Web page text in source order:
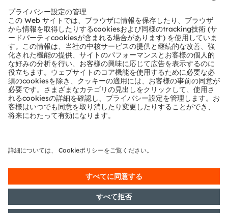
詳細情報はこちらをご覧ください：https://ams-
osram.com/ja/
amsはams-OSRAM AGの登録商標です。また、当社製品
およびサービスの多くはams OSRAM Groupの商標また
は登録商標です。ここで記載されるその他全ての企業名お
よび製品名は、各所有者の商標または登録商標である場合
があります。
>Twitter >LinkedIn >Facebook >YouTube